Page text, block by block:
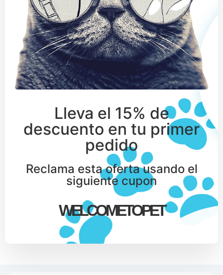
Lleva el 15% de
descuento en tu primer
pedido
Reclama esta oferta usando el
siguiente cupon
WELCOMETOPET